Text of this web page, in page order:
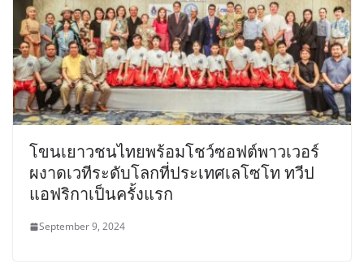
โขนเยาวชนไทยพร้อมโชว์ซอฟต์พาวเวอร์
ผงาดเวทีระดับโลกที่ประเทศเลโซโท ทวีป
แอฟริกาเป็นครั้งแรก
September 9, 2024